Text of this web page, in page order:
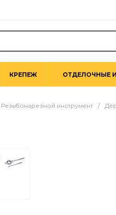
КРЕПЕЖ ОТДЕЛОЧНЫЕ
Резьбонарезной инструмент /